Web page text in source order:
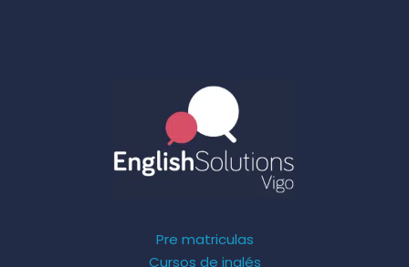
Pre matriculas
Cursos de inglés